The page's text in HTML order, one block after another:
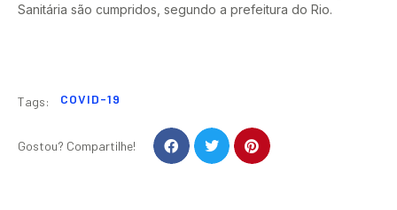
Sanitária são cumpridos, segundo a prefeitura do Rio.
Tags: COVID-19
Gostou? Compartilhe!